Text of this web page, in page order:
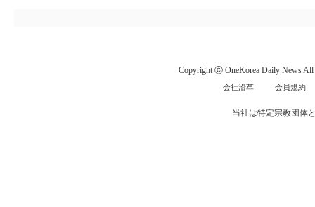
Copyright ⓒ OneKorea Daily News All
会社沿革 会員規約
当社は特定宗教団体